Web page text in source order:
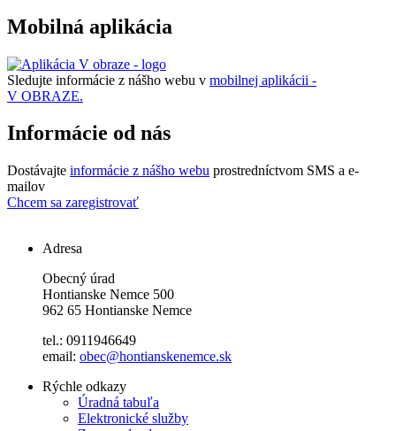
Mobilná aplikácia
Sledujte informácie z nášho webu v mobilnej aplikácii -
V OBRAZE.
Informácie od nás
Dostávajte informácie z nášho webu prostredníctvom SMS a e-
mailov
Chcem sa zaregistrovať
Adresa
Obecný úrad
Hontianske Nemce 500
962 65 Hontianske Nemce
tel.: 0911946649
email: obec@hontianskenemce.sk
Rýchle odkazy
Úradná tabuľa
Elektronické služby